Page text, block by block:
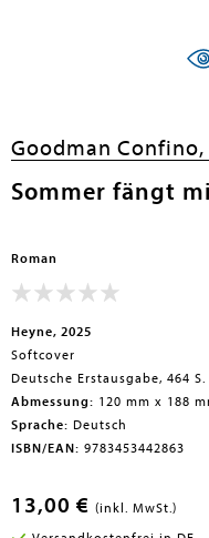
Goodman Confino,
Sommer fängt
Roman
Heyne, 2025
Softcover
Deutsche Erstausgabe, 464 S.
Abmessung: 120 mm x 188
Sprache: Deutsch
ISBN/EAN: 9783453442863
13,00 € (inkl. MwSt.)